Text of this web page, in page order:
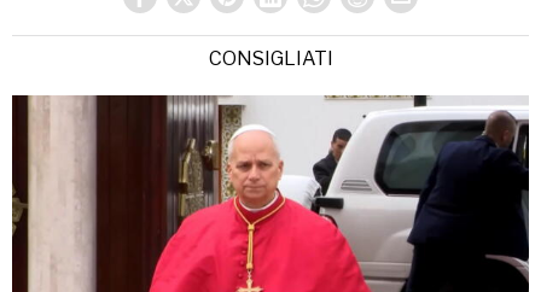
CONSIGLIATI